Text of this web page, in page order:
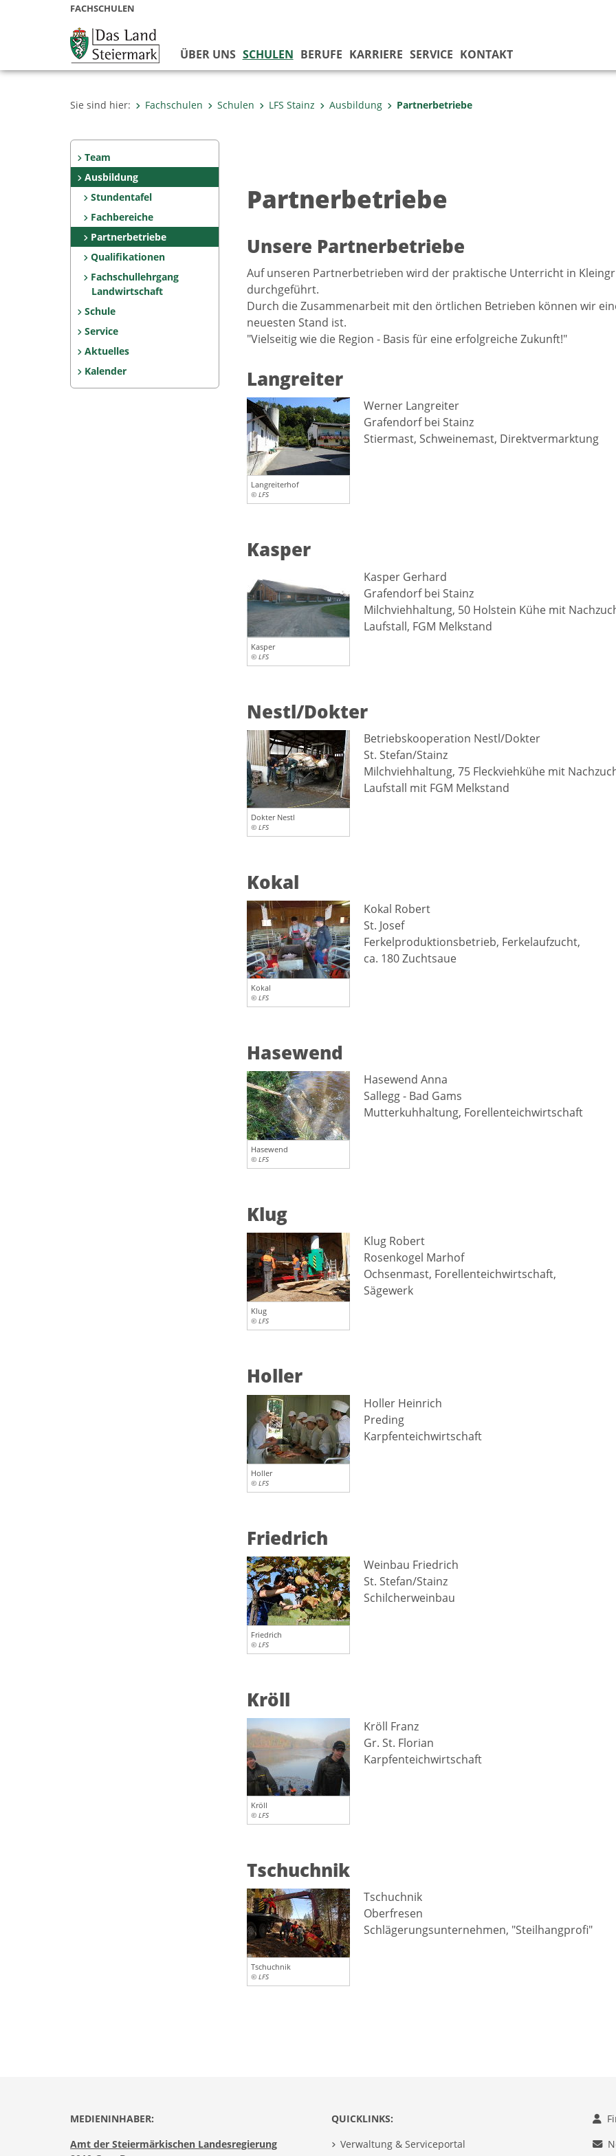
FACHSCHULEN
ÜBER UNS SCHULEN BERUFE KARRIERE SERVICE KONTAKT
Sie sind hier: Fachschulen Schulen LFS Stainz Ausbildung Partnerbetriebe
Team
Ausbildung
Stundentafel
Fachbereiche
Partnerbetriebe
Qualifikationen
Fachschullehrgang
Landwirtschaft
Schule
Service
Aktuelles
Kalender
Partnerbetriebe
Unsere Partnerbetriebe
Auf unseren Partnerbetrieben wird der praktische Unterricht in
durchgeführt.
Durch die Zusammenarbeit mit den örtlichen Betrieben können wir
neuesten Stand ist.
"Vielseitig wie die Region - Basis für eine erfolgreiche Zukunft!"
Langreiter
Langreiterhof
© LFS
Werner Langreiter
Grafendorf bei Stainz
Stiermast, Schweinemast, Direktvermarktung
Kasper
Kasper
© LFS
Kasper Gerhard
Grafendorf bei Stainz
Milchviehhaltung, 50 Holstein Kühe mit
Laufstall, FGM Melkstand
Nestl/Dokter
Dokter Nestl
© LFS
Betriebskooperation Nestl/Dokter
St. Stefan/Stainz
Milchviehhaltung, 75 Fleckviehkühe mit
Laufstall mit FGM Melkstand
Kokal
Kokal
© LFS
Kokal Robert
St. Josef
Ferkelproduktionsbetrieb, Ferkelaufzucht,
ca. 180 Zuchtsaue
Hasewend
Hasewend
© LFS
Hasewend Anna
Sallegg - Bad Gams
Mutterkuhhaltung, Forellenteichwirtschaft
Klug
Klug
© LFS
Klug Robert
Rosenkogel Marhof
Ochsenmast, Forellenteichwirtschaft,
Sägewerk
Holler
Holler
© LFS
Holler Heinrich
Preding
Karpfenteichwirtschaft
Friedrich
Friedrich
© LFS
Weinbau Friedrich
St. Stefan/Stainz
Schilcherweinbau
Kröll
Kröll
© LFS
Kröll Franz
Gr. St. Florian
Karpfenteichwirtschaft
Tschuchnik
Tschuchnik
© LFS
Tschuchnik
Oberfresen
Schlägerungsunternehmen, "Steilhangprofi"
MEDIENINHABER:
Amt der Steiermärkischen Landesregierung
QUICKLINKS:
Verwaltung & Serviceportal